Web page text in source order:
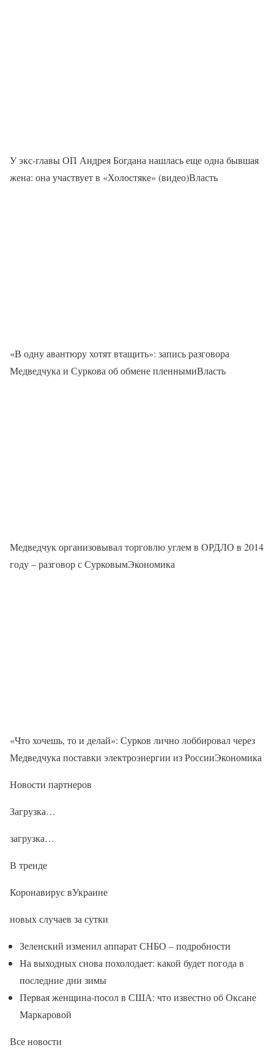
У экс-главы ОП Андрея Богдана нашлась еще одна бывшая
жена: она участвует в «Холостяке» (видео)Власть
«В одну авантюру хотят втащить»: запись разговора
Медведчука и Суркова об обмене пленнымиВласть
Медведчук организовывал торговлю углем в ОРДЛО в 2014
году – разговор с СурковымЭкономика
«Что хочешь, то и делай»: Сурков лично лоббировал через
Медведчука поставки электроэнергии из РоссииЭкономика
Новости партнеров
Загрузка…
загрузка…
В тренде
Коронавирус вУкраине
новых случаев за сутки
Зеленский изменил аппарат СНБО – подробности
На выходных снова похолодает: какой будет погода в
последние дни зимы
Первая женщина-посол в США: что известно об Оксане
Маркаровой
Все новости